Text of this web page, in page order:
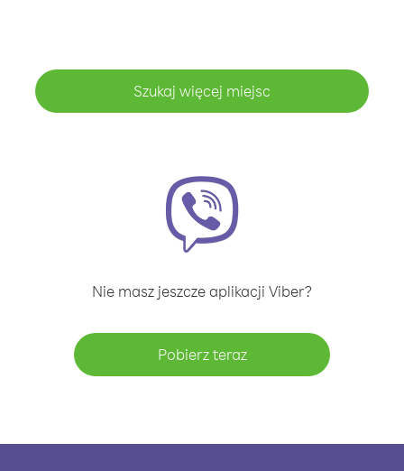
Szukaj więcej miejsc
Nie masz jeszcze aplikacji Viber?
Pobierz teraz